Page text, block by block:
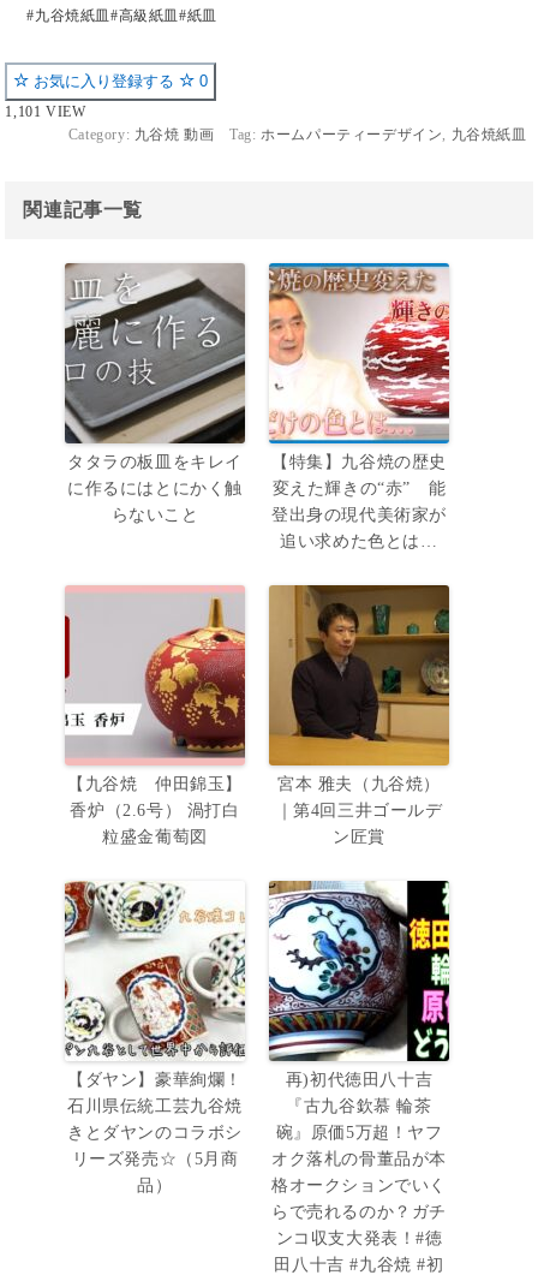
#九谷焼紙皿#高級紙皿#紙皿
お気に入り登録する 0
1,101 VIEW
Category: 九谷焼 動画 Tag:ホームパーティーデザイン, 九谷焼紙皿
関連記事一覧
タタラの板皿をキレイ
に作るにはとにかく触
らないこと
【特集】九谷焼の歴史
変えた輝きの“赤” 能
登出身の現代美術家が
追い求めた色とは…
【九谷焼 仲田錦玉】
香炉（2.6号） 渦打白
粒盛金葡萄図
宮本 雅夫（九谷焼）
｜第4回三井ゴールデ
ン匠賞
【ダヤン】豪華絢爛！
石川県伝統工芸九谷焼
きとダヤンのコラボシ
リーズ発売☆（5月商
品）
再)初代徳田八十吉
『古九谷欽慕 輪茶
碗』原価5万超！ヤフ
オク落札の骨董品が本
格オークションでいく
らで売れるのか？ガチ
ンコ収支大発表！#徳
田八十吉 #九谷焼 #初